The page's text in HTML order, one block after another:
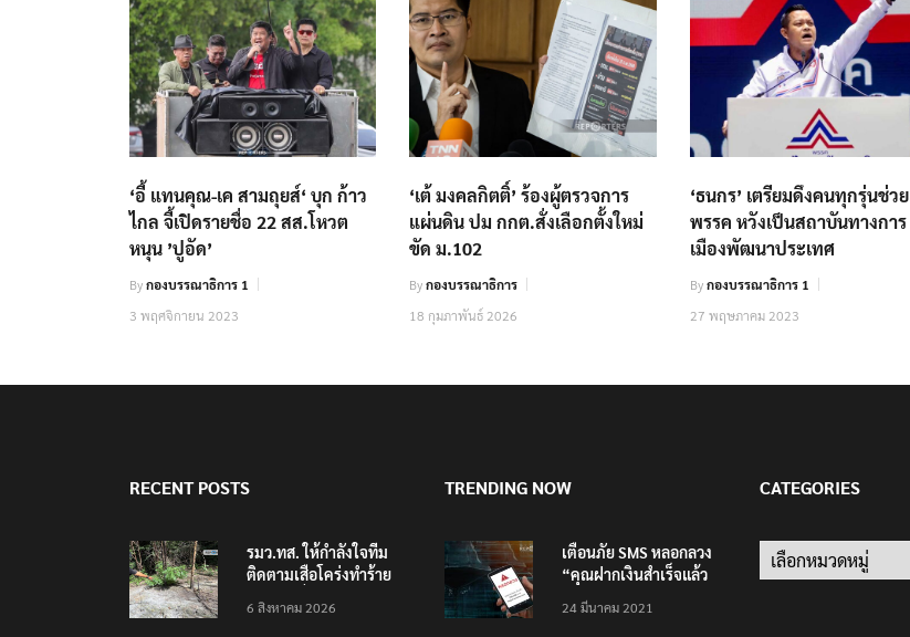
‘อี้ แทนคุณ-เค สามถุยส์‘ บุก ก้าว
ไกล จี้เปิดรายชื่อ 22 สส.โหวต
หนุน ’ปูอัด’
Byกองบรรณาธิการ 1
3 พฤศจิกายน 2023
‘เต้ มงคลกิตติ์’ ร้องผู้ตรวจการ
แผ่นดิน ปม กกต.สั่งเลือกตั้งใหม่
ขัด ม.102
Byกองบรรณาธิการ
18 กุมภาพันธ์ 2026
‘ธนกร’ เตรียมดึงคนทุกรุ่นช่วย
พรรค หวังเป็นสถาบันทางการ
เมืองพัฒนาประเทศ
Byกองบรรณาธิการ 1
27 พฤษภาคม 2023
RECENT POSTS
รมว.ทส. ให้กำลังใจทีม
ติดตามเสือโคร่งทำร้าย
6 สิงหาคม 2026
TRENDING NOW
เตือนภัย SMS หลอกลวง
“คุณฝากเงินสำเร็จแล้ว
200,000 บาท”
24 มีนาคม 2021
CATEGORIES
Categories